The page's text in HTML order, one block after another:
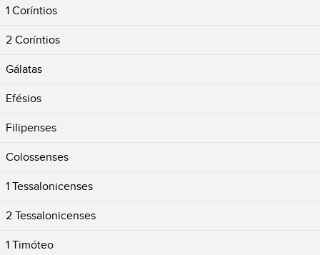
1 Coríntios
2 Coríntios
Gálatas
Efésios
Filipenses
Colossenses
1 Tessalonicenses
2 Tessalonicenses
1 Timóteo